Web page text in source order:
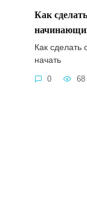
Как
Как сделать
начать
0 68